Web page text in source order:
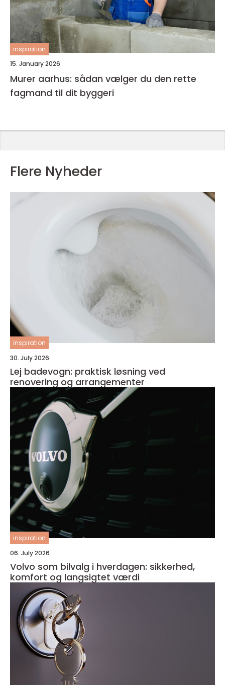
inspiration
15. January 2026
Murer aarhus: sådan vælger du den rette
fagmand til dit byggeri
Flere Nyheder
inspiration
30. July 2026
Lej badevogn: praktisk løsning ved
renovering og arrangementer
inspiration
06. July 2026
Volvo som bilvalg i hverdagen: sikkerhed,
komfort og langsigtet værdi